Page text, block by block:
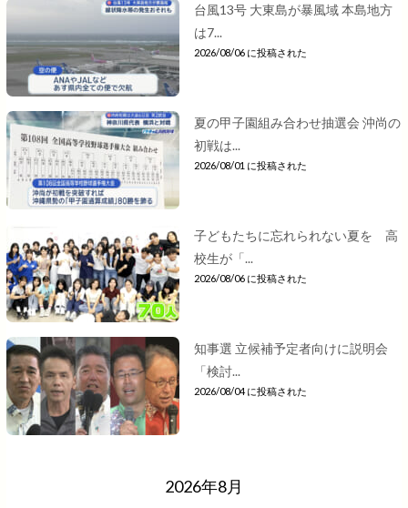
台風13号 大東島が暴風域 本島地方
は7...
2026/08/06 に投稿された
夏の甲子園組み合わせ抽選会 沖尚の
初戦は...
2026/08/01 に投稿された
子どもたちに忘れられない夏を 高
校生が「...
2026/08/06 に投稿された
知事選 立候補予定者向けに説明会
「検討...
2026/08/04 に投稿された
2026年8月